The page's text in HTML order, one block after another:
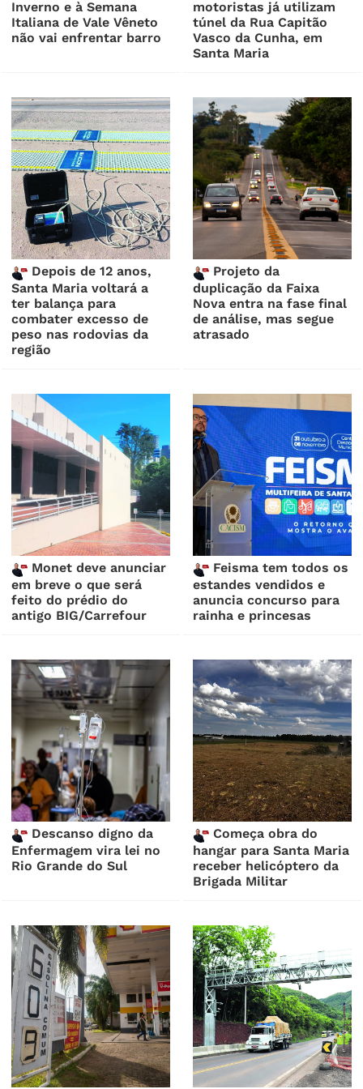
Inverno e à Semana
Italiana de Vale Vêneto
não vai enfrentar barro
motoristas já utilizam
túnel da Rua Capitão
Vasco da Cunha, em
Santa Maria
Depois de 12 anos,
Santa Maria voltará a
ter balança para
combater excesso de
peso nas rodovias da
região
Projeto da
duplicação da Faixa
Nova entra na fase final
de análise, mas segue
atrasado
Monet deve anunciar
em breve o que será
feito do prédio do
antigo BIG/Carrefour
Feisma tem todos os
estandes vendidos e
anuncia concurso para
rainha e princesas
Descanso digno da
Enfermagem vira lei no
Rio Grande do Sul
Começa obra do
hangar para Santa Maria
receber helicóptero da
Brigada Militar